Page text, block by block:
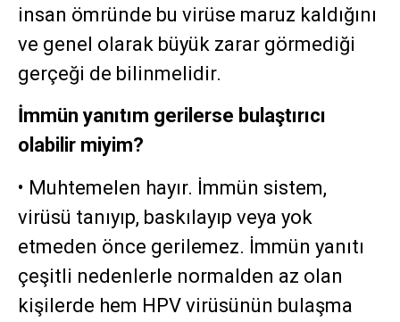
insan ömründe bu virüse maruz kaldığını
ve genel olarak büyük zarar görmediği
gerçeği de bilinmelidir.
İmmün yanıtım gerilerse bulaştırıcı
olabilir miyim?
• Muhtemelen hayır. İmmün sistem,
virüsü tanıyıp, baskılayıp veya yok
etmeden önce gerilemez. İmmün yanıtı
çeşitli nedenlerle normalden az olan
kişilerde hem HPV virüsünün bulaşma